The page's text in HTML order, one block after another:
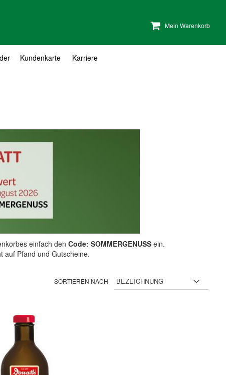
Mein Warenkorb
Kundenkarte Karriere
einfach den Code: SOMMERGENUSSein.
auf Pfand und Gutscheine.
SORTIEREN NACH